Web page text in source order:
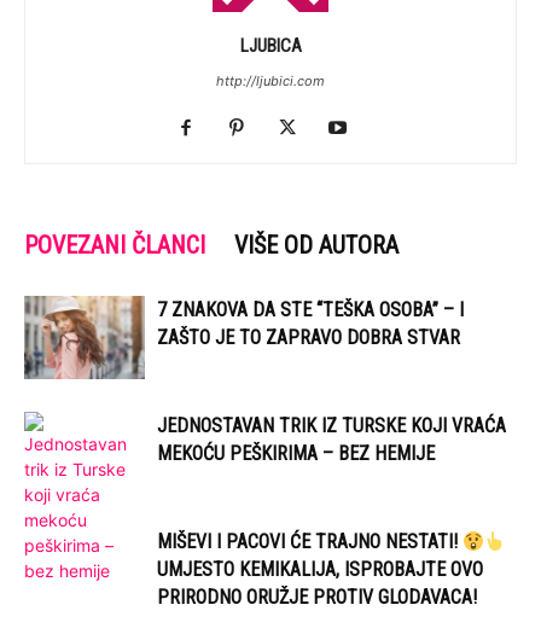
LJUBICA
http://ljubici.com
POVEZANI ČLANCI VIŠE OD AUTORA
7 ZNAKOVA DA STE “TEŠKA OSOBA” – I
ZAŠTO JE TO ZAPRAVO DOBRA STVAR
JEDNOSTAVAN TRIK IZ TURSKE KOJI VRAĆA
MEKOĆU PEŠKIRIMA – BEZ HEMIJE
MIŠEVI I PACOVI ĆE TRAJNO NESTATI!
UMJESTO KEMIKALIJA, ISPROBAJTE OVO
PRIRODNO ORUŽJE PROTIV GLODAVACA!